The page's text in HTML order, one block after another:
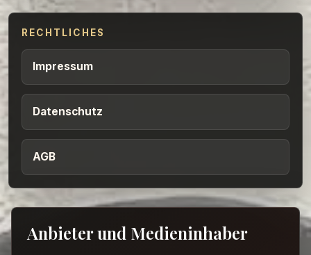
RECHTLICHES
Impressum
Datenschutz
AGB
Anbieter und Medieninhaber